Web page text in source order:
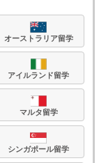
オーストラリア留学
アイルランド留学
マルタ留学
シンガポール留学